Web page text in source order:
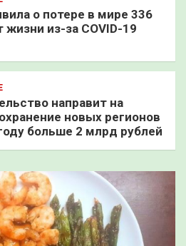
о потере в мире 336
жизни из-за COVID-19
направит на
новых регионов
больше 2 млрд рублей